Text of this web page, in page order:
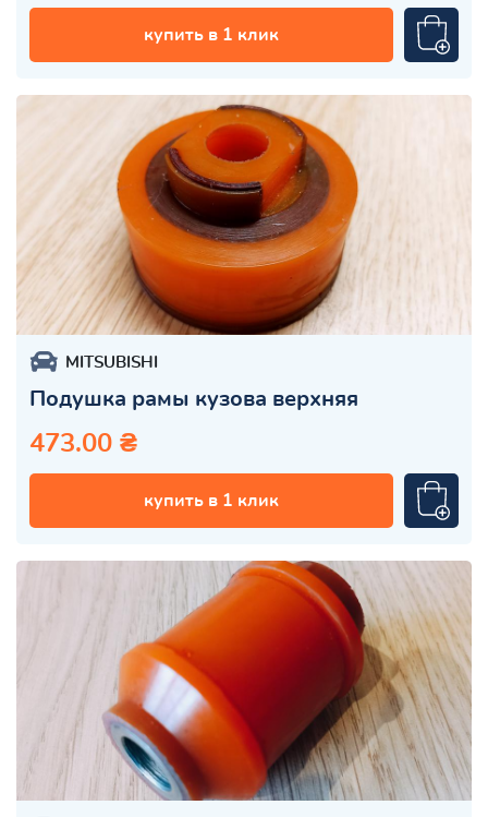
купить в 1 клик
MITSUBISHI
Подушка рамы кузова верхняя
473.00 ₴
купить в 1 клик